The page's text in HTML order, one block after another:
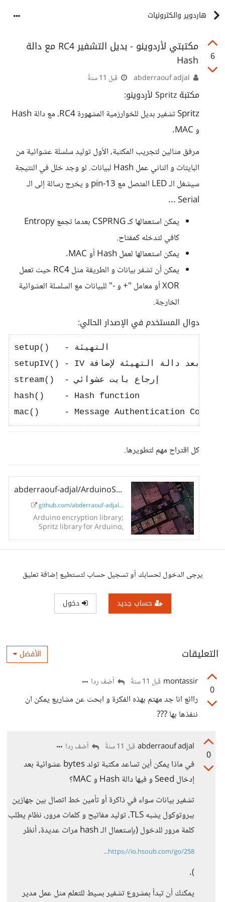
هاردوير والكترونيات
6
مكتبتي لأردوينو - بديل التشفير RC4 مع دالة
Hash
قبل 11 سنةً
مكتبة Spritz لأردوينو:
Spritz تشفير بديل للخوارزمية المشهورة RC4، مع دالة Hash
و MAC.
مرفق مثالين لتجريب المكتبة، الأول توليد سلسلة عشوائية من
البايتات و الثاني عمل Hash لبيانات. لو وجد خلل في النتيجة
سيشغل الـ LED المتصل مع pin-13 و يخرج رسالة إلى الـ
Serial ...
يمكن استعمالها كـ CSPRNG بعدما تجمع Entropy
كافي لتدخله كمفتاح.
يمكن استعمالها لعمل Hash أو MAC.
يمكن أن تشفر بيانات و الطريقة مثل RC4 حيث تعمل
XOR أو معامل "+ و -" للبيانات مع السلسلة العشوائية
الخارجة.
دوال المستخدم في الإصدار الحالي:
setup()   - التهيئة
setupIV() - IV تستعمل بعد دالة التهيئة لإضافة
stream()  - إرجاع بايت عشوائي
hash()    - Hash function
كل اقتراح مهم لتطويرها.
abderraouf-adjal/ArduinoSpritzCipher
github.com/abderraouf-adjal...
Arduino encryption library;
Spritz library for Arduino,
CSPRNG, cryptographic hash
:package: - abderraouf-
adjal/Ardu...
يرجى الدخول لحسابك أو تسجيل حساب لتستطيع إضافة تعليق
حساب جديد دخول
التعليقات الأفضل
0
montassir قبل 11 سنةً أضف ردا
راائع انا جد مهتم بهذه الفكرة و ابحث عن مشاريع يمكن ان
ننفذها بها ???
0
abderraouf adjal قبل 11 سنةً أضف ردا
في ماذا يمكن أين تساعد مكتبة تولد bytes عشوائية بعد
إدخال Seed و فيها دالة Hash و MAC؟
تشفير بيانات سواء في ذاكرة أو تأمين خط اتصال بين جهازين
ببروتوكول يشبه TLS، توليد مفاتيح و كلمات مرور، نظام يطلب
كلمة مرور للدخول (بإستعمال الـ hash مرات عديدة، أنظر
https://io.hsoub.com/go/258...
).
يمكنك أن تبدأ بمشروع تشفير بسيط للتعلم مثل عمل مدير